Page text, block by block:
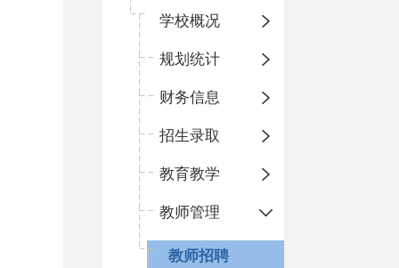
学校概况
规划统计
财务信息
招生录取
教育教学
教师管理
教师招聘